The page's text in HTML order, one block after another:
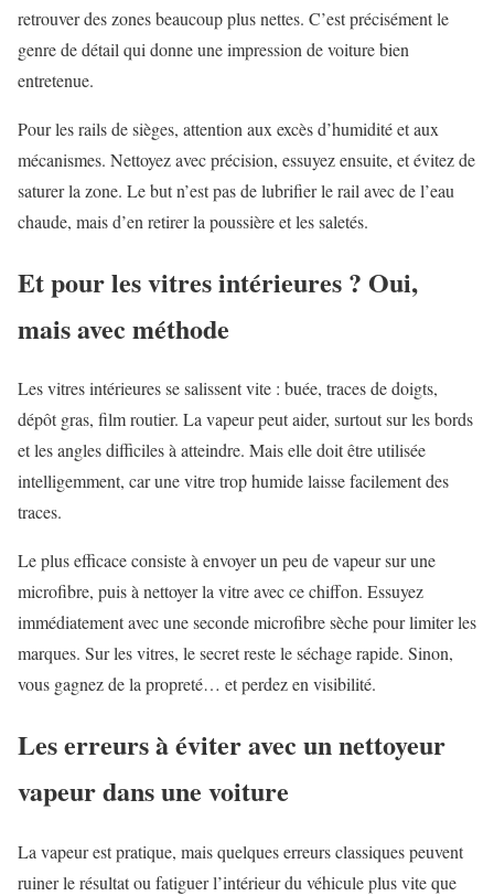
retrouver des zones beaucoup plus nettes. C’est précisément le
genre de détail qui donne une impression de voiture bien
entretenue.
Pour les rails de sièges, attention aux excès d’humidité et aux
mécanismes. Nettoyez avec précision, essuyez ensuite, et évitez de
saturer la zone. Le but n’est pas de lubrifier le rail avec de l’eau
chaude, mais d’en retirer la poussière et les saletés.
Et pour les vitres intérieures ? Oui,
mais avec méthode
Les vitres intérieures se salissent vite : buée, traces de doigts,
dépôt gras, film routier. La vapeur peut aider, surtout sur les bords
et les angles difficiles à atteindre. Mais elle doit être utilisée
intelligemment, car une vitre trop humide laisse facilement des
traces.
Le plus efficace consiste à envoyer un peu de vapeur sur une
microfibre, puis à nettoyer la vitre avec ce chiffon. Essuyez
immédiatement avec une seconde microfibre sèche pour limiter les
marques. Sur les vitres, le secret reste le séchage rapide. Sinon,
vous gagnez de la propreté… et perdez en visibilité.
Les erreurs à éviter avec un nettoyeur
vapeur dans une voiture
La vapeur est pratique, mais quelques erreurs classiques peuvent
ruiner le résultat ou fatiguer l’intérieur du véhicule plus vite que